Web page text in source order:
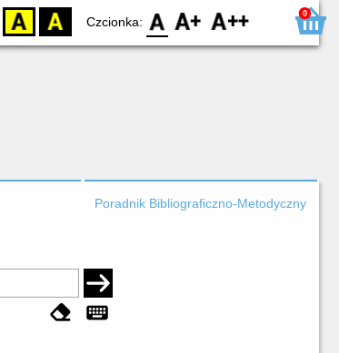
YB BY Czcionka: F0 F1 F2 0
Poradnik Bibliograficzno-Metodyczny